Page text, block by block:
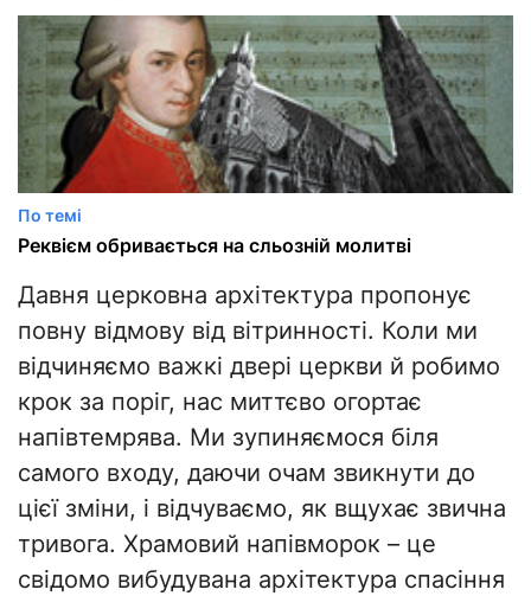
По темі
Реквієм обривається на сльозній молитві
Давня церковна архітектура пропонує
повну відмову від вітринності. Коли ми
відчиняємо важкі двері церкви й робимо
крок за поріг, нас миттєво огортає
напівтемрява. Ми зупиняємося біля
самого входу, даючи очам звикнути до
цієї зміни, і відчуваємо, як вщухає звична
тривога. Храмовий напівморок – це
свідомо вибудувана архітектура спасіння